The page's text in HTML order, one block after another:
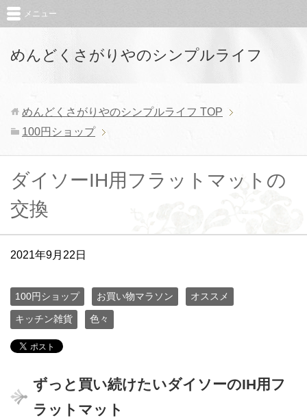
めんどくさがりやのシンプルライフ
メニュー
めんどくさがりやのシンプルライフ TOP
100円ショップ
ダイソーIH用フラットマットの
交換
2021年9月22日
100円ショップ お買い物マラソン オススメ
キッチン雑貨 色々
ずっと買い続けたいダイソーのIH用フ
ラットマット